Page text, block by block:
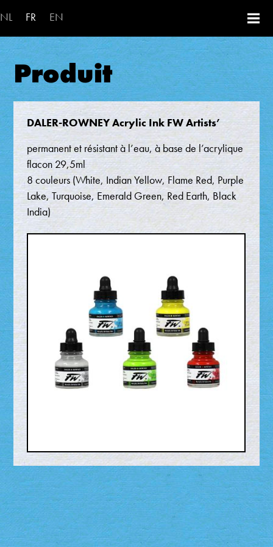
NL FR EN
Produit
DALER-ROWNEY Acrylic Ink FW Artists’
permanent et résistant à l’eau, à base de l’acrylique
flacon 29,5ml
8 couleurs (White, Indian Yellow, Flame Red, Purple
Lake, Turquoise, Emerald Green, Red Earth, Black
India)